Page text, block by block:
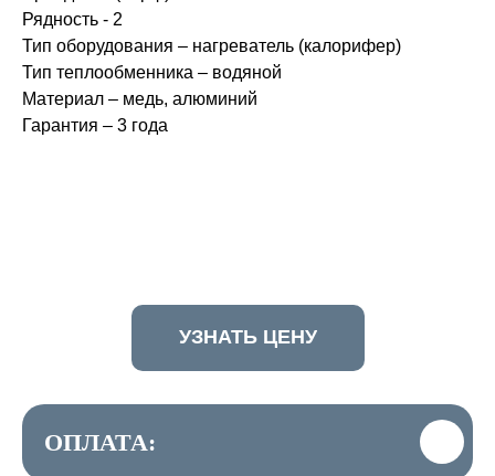
Рядность - 2
Тип оборудования – нагреватель (калорифер)
Тип теплообменника – водяной
Материал – медь, алюминий
Гарантия – 3 года
УЗНАТЬ ЦЕНУ
ОПЛАТА: